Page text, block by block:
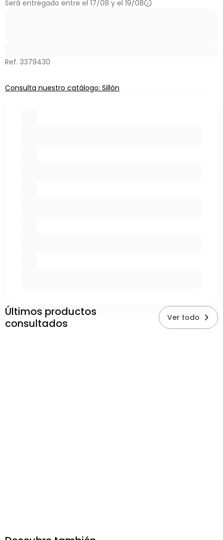
Será entregado entre el 17/08 y el 19/08
Ref. 3379430
Consulta nuestro catálogo: Sillón
Últimos productos
consultados
Ver todo